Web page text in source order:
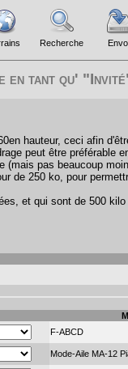
Recherche
en tant qu'
hauteur, ceci afin
peut être préférable
(mais pas beaucoup
de 250 ko, pour
et qui sont de 500
F-ABCD
Mode-Aile MA-12